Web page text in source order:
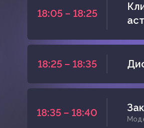
18:05 – 18:25
18:25 – 18:35
18:35 – 18:40